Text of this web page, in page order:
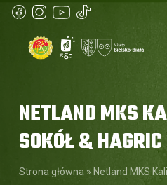
NETLAND MKS
SOKÓŁ & HAGRIC
Strona główna » Netland MKS